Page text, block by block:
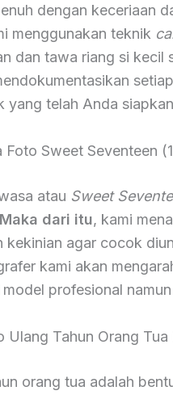
dengan keceriaan
menggunakan teknik
dan tawa riang si kecil
yang telah Anda
Foto Sweet Seventeen
atau Sweet
Maka dari itu, kami
kekinian agar cocok
kami akan
profesional
Ulang Tahun Orang
orang tua adalah